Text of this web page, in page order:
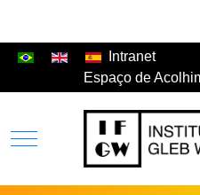
Intranet
Espaço de